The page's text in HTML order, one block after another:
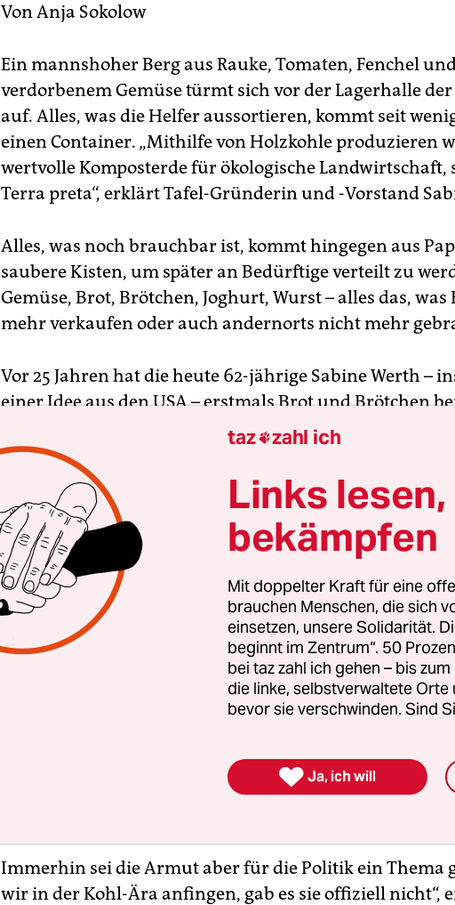
VonAnja Sokolow
Ein mannshoher Berg aus Rauke, Tomaten, Fenchel
verdorbenem Gemüse türmt sich vor der Lagerhalle
auf. Alles, was die Helfer aussortieren, kommt seit
einen Container. „Mithilfe von Holzkohle produzieren
wertvolle Komposterde für ökologische Landwirtschaft,
Terra preta“, erklärt Tafel-Gründerin und -Vorstand
Alles, was noch brauchbar ist, kommt hingegen aus
saubere Kisten, um später an Bedürftige verteilt zu
Gemüse, Brot, Brötchen, Joghurt, Wurst – alles das,
mehr verkaufen oder auch andernorts nicht mehr
Vor 25 Jahren hat die heute 62-jährige Sabine Werth –
einer Idee aus den USA – erstmals Brot und Brötchen
eingesammelt, um sie an Obdachloseneinrich­tungen zu
als kleine Hilfsaktion mit wenigen Aktiven und
sich zu einer der größten Hilfsbewegungen in
Allein in Berlin ­verteilen rund 2.000 Ehrenamtliche
660 Tonnen Lebensmittel für 125.000 Bedürftige. 26
organisieren die Arbeit, und einen Fuhrpark gibt es
„Bundesweit existieren aktuell 937 Tafeln“, sagt
Dachverband Die Tafeln. Bis zu 1,5 Millionen
Angebote demnach regelmäßig – unter ihnen
kinderreiche Familien, Senioren, Arbeitslose,
Doch Grund zum Feiern gibt es aus Sicht von Kritikern
Land sei ein politischer Skandal. „Sie sind der
sozial erschöpften Gesellschaft, die immer mehr ihrer
Immerhin sei die Armut aber für die Politik ein Thema
wir in der Kohl-Ära anfingen, gab es sie offiziell nicht“,
taz zahl ich
Links
bekämpfen
Mit doppelter Kraft für eine
brauchen Menschen, die sich
einsetzen, unsere Solidarität.
beginnt im Zentrum“. 50
bei taz zahl ich gehen – bis
die linke, selbstverwaltete
bevor sie verschwinden. Sind
 Ja, ich will